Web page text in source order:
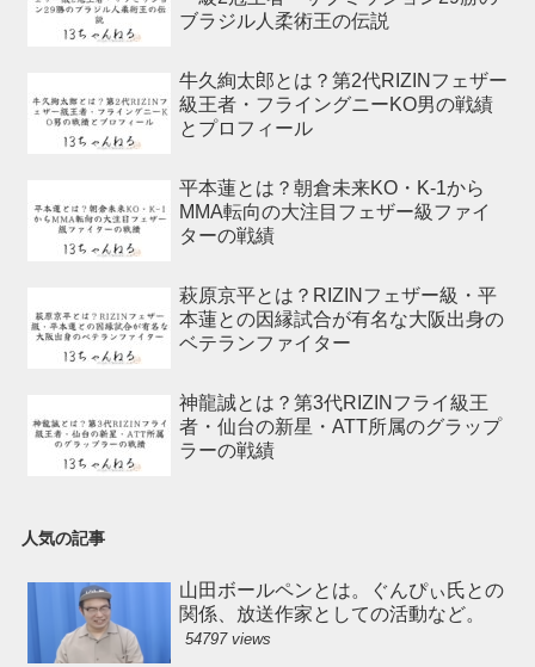
ブラジル人柔術王の伝説
牛久絢太郎とは？第2代RIZINフェザー
級王者・フライングニーKO男の戦績
とプロフィール
平本蓮とは？朝倉未来KO・K-1から
MMA転向の大注目フェザー級ファイ
ターの戦績
萩原京平とは？RIZINフェザー級・平
本蓮との因縁試合が有名な大阪出身の
ベテランファイター
神龍誠とは？第3代RIZINフライ級王
者・仙台の新星・ATT所属のグラップ
ラーの戦績
人気の記事
山田ボールペンとは。ぐんぴぃ氏との
関係、放送作家としての活動など。
54797 views